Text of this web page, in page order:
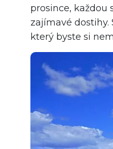
prosince, každou
zajímavé dostihy.
který byste si